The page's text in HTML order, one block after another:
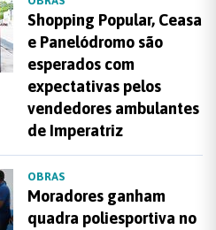
Shopping Popular, Ceasa
e Panelódromo são
esperados com
expectativas pelos
vendedores ambulantes
de Imperatriz
OBRAS
Moradores ganham
quadra poliesportiva no